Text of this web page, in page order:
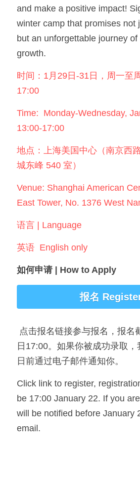
and make a positive impact!
winter camp that promises not
but an unforgettable journey
growth.
时间：1月29日-31日，周一至
17:00
Time:  Monday-Wednesday,
13:00-17:00
地点：上海美国中心（南京西
城东峰 540 室）
Venue: Shanghai American
East Tower, No. 1376 West
语言 | Language
英语  English only
如何申请 | How to Apply
报名
日17:00。如果你被成功录取
日前通过电子邮件通知你。
Click link to register,
be 17:00 January 22. If you
will be notified before January
email.